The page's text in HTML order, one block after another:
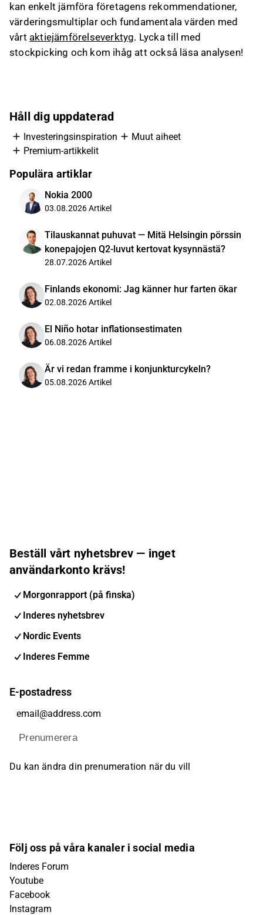
kan enkelt jämföra företagens rekommendationer,
värderingsmultiplar och fundamentala värden med
vårt aktiejämförelseverktyg. Lycka till med
stockpicking och kom ihåg att också läsa analysen!
Håll dig uppdaterad
Investeringsinspiration
Muut aiheet
Premium-artikkelit
Populära artiklar
Nokia 2000
03.08.2026Artikel
Tilauskannat puhuvat — Mitä Helsingin pörssin
konepajojen Q2-luvut kertovat kysynnästä?
28.07.2026Artikel
Finlands ekonomi: Jag känner hur farten ökar
02.08.2026Artikel
El Niño hotar inflationsestimaten
06.08.2026Artikel
Är vi redan framme i konjunkturcykeln?
05.08.2026Artikel
Beställ vårt nyhetsbrev — inget
användarkonto krävs!
Morgonrapport (på finska)
Inderes nyhetsbrev
Nordic Events
Inderes Femme
E-postadress
Prenumerera
Du kan ändra din prenumeration när du vill
Följ oss på våra kanaler i social media
Inderes Forum
Youtube
Facebook
Instagram